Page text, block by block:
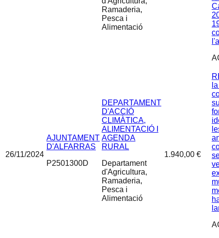
Ramaderia,
Pesca i
Alimentació
26/11/2024
AJUNTAMENT
D'ALFARRAS
P2501300D
DEPARTAMENT
D'ACCIÓ
CLIMÀTICA,
ALIMENTACIÓ I
AGENDA
RURAL
Departament
d'Agricultura,
Ramaderia,
Pesca i
Alimentació
1.940,00 €